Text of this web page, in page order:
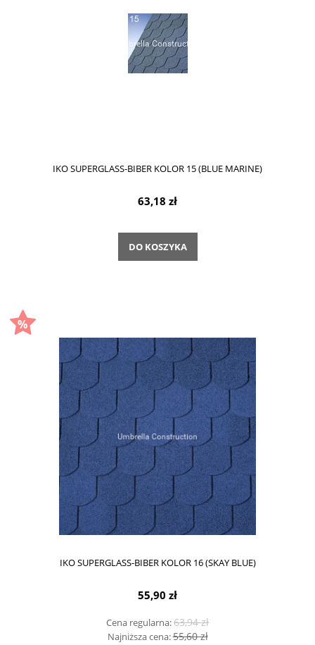
IKO SUPERGLASS-BIBER KOLOR 15 (BLUE MARINE)
63,18 zł
DO KOSZYKA
IKO SUPERGLASS-BIBER KOLOR 16 (SKAY BLUE)
55,90 zł
Cena regularna:63,94 zł
Najniższa cena:55,60 zł